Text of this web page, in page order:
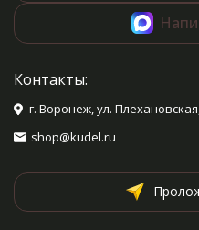
Контакты:
г. Воронеж, ул.
shop@kudel.ru